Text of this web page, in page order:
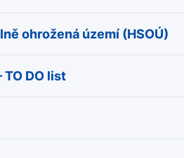
ohrožená území (HSOÚ)
DO list